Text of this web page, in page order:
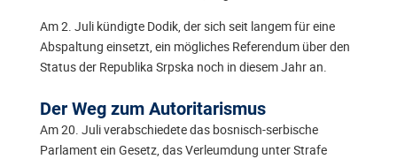
Am 2. Juli kündigte Dodik, der sich seit langem für eine
Abspaltung einsetzt, ein mögliches Referendum über den
Status der Republika Srpska noch in diesem Jahr an.
Der Weg zum Autoritarismus
Am 20. Juli verabschiedete das bosnisch-serbische
Parlament ein Gesetz, das Verleumdung unter Strafe